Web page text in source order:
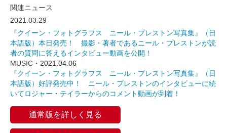
関連ニュース
2021.03.29
『クイーン・フォトグラフス ニール・プレストン写真集』（日
本語版）本日発売！ 撮影・著者であるニール・プレストンが読
者の質問に答えるインタビュー動画を公開！
MUSIC ・2021.04.06
『クイーン・フォトグラフス ニール・プレストン写真集』（日
本語版）好評発売中！ ニール・プレストンのインタビューに続
いてロジャー・テイラーからのコメント動画が到着！
通常版を詳しく見る